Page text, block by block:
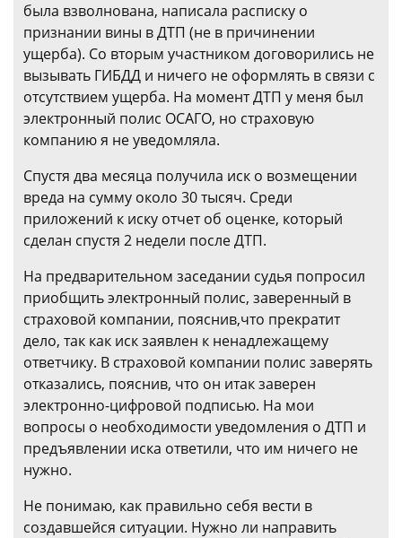
была взволнована, написала расписку о
признании вины в ДТП (не в причинении
ущерба). Со вторым участником договорились не
вызывать ГИБДД и ничего не оформлять в связи с
отсутствием ущерба. На момент ДТП у меня был
электронный полис ОСАГО, но страховую
компанию я не уведомляла.
Спустя два месяца получила иск о возмещении
вреда на сумму около 30 тысяч. Среди
приложений к иску отчет об оценке, который
сделан спустя 2 недели после ДТП.
На предварительном заседании судья попросил
приобщить электронный полис, заверенный в
страховой компании, пояснив,что прекратит
дело, так как иск заявлен к ненадлежащему
ответчику. В страховой компании полис заверять
отказались, пояснив, что он итак заверен
электронно-цифровой подписью. На мои
вопросы о необходимости уведомления о ДТП и
предъявлении иска ответили, что им ничего не
нужно.
Не понимаю, как правильно себя вести в
создавшейся ситуации. Нужно ли направить